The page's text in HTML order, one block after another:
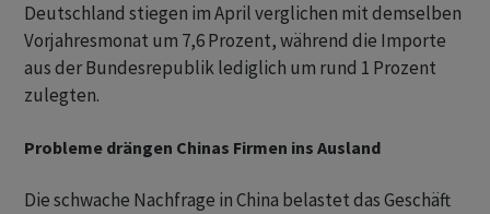
Deutschland stiegen im April verglichen mit demselben
Vorjahresmonat um 7,6 Prozent, während die Importe
aus der Bundesrepublik lediglich um rund 1 Prozent
zulegten.
Probleme drängen Chinas Firmen ins Ausland
Die schwache Nachfrage in China belastet das Geschäft